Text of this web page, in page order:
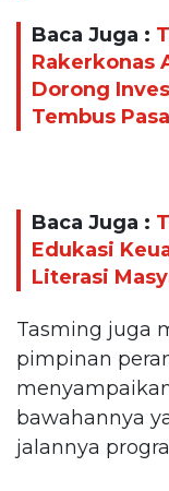
Baca Juga :
Rakerkonas
Dorong
Tembus
Baca Juga :
Edukasi
Literasi
Tasming juga
pimpinan
bawahannya
jalannya